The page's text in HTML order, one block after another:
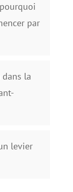
par
dans la
levier